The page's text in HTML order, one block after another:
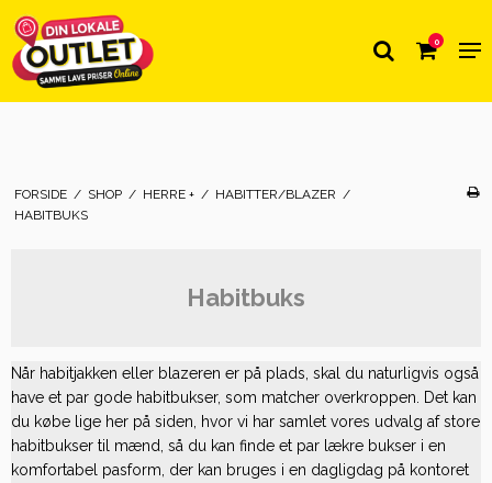
0
FORSIDE / SHOP / HERRE + / HABITTER/BLAZER /
HABITBUKS
Habitbuks
Når habitjakken eller blazeren er på plads, skal du naturligvis også
have et par gode habitbukser, som matcher overkroppen. Det kan
du købe lige her på siden, hvor vi har samlet vores udvalg af store
habitbukser til mænd, så du kan finde et par lækre bukser i en
komfortabel pasform, der kan bruges i en dagligdag på kontoret